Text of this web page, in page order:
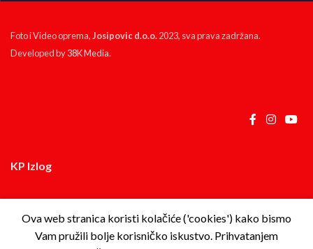
Foto i Video oprema,Josipovic d.o.o.2023, sva prava zadržana.
Developed by38K Media.
KP Izlog
Ova web stranica koristi kolačiće ('cookies') kako bismo
Vam pružili bolje korisničko iskustvo. Prihvatanjem